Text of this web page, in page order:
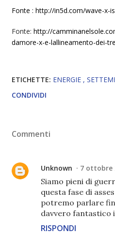
Fonte : http://in5d.com/wave-x-
Fonte: http://
damore-x-e-lallineamento-dei-
ETICHETTE: ENERGIE
CONDIVIDI
Commenti
Unknown 7 ottobre
Siamo pieni di
questa fase di
potremo parlare
davvero fantastico
RISPONDI